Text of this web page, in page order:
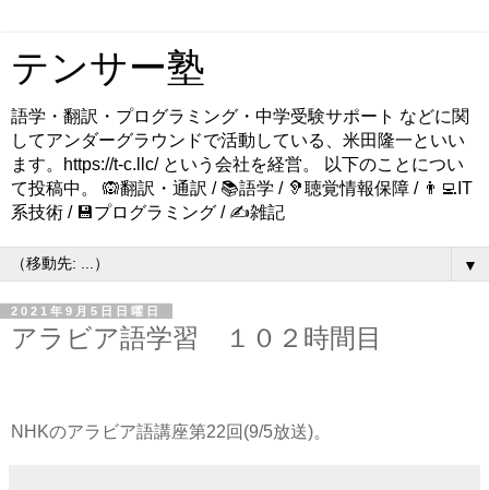
テンサー塾
語学・翻訳・プログラミング・中学受験サポート などに関
してアンダーグラウンドで活動している、米田隆一といい
ます。https://t-c.llc/ という会社を経営。 以下のことについ
て投稿中。 🙉翻訳・通訳 / 📚語学 / 🦻聴覚情報保障 / 👨‍💻IT
系技術 / 💾プログラミング / ✍️雑記
▼
2021年9月5日日曜日
アラビア語学習 １０２時間目
NHKのアラビア語講座第22回(9/5放送)。